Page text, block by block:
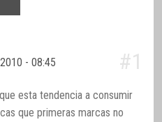
- 08:45 #1
esta tendencia a consumir
que primeras marcas no